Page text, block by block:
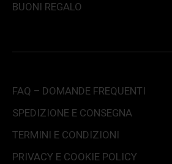
BUONI REGALO
FAQ – DOMANDE FREQUENTI
SPEDIZIONE E CONSEGNA
TERMINI E CONDIZIONI
PRIVACY E COOKIE POLICY